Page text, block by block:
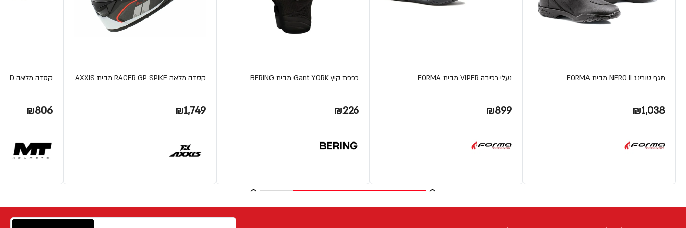
מגף טורינג NERO II מבית FORMA
₪1,038
נעלי רכיבה VIPER מבית FORMA
₪899
כפפת קיץ Gant YORK מבית BERING
₪226
קסדה מלאה RACER GP SPIKE מבית AXXIS
₪1,749
קסדה מלאה THUNDER 4 SV SOLID מבית MT
₪806